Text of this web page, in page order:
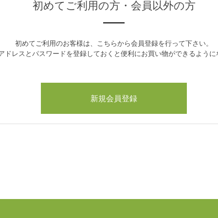
初めてご利用の方・会員以外の方
初めてご利用のお客様は、こちらから会員登録を行って下さい。
ドレスとパスワードを登録しておくと便利にお買い物ができるように